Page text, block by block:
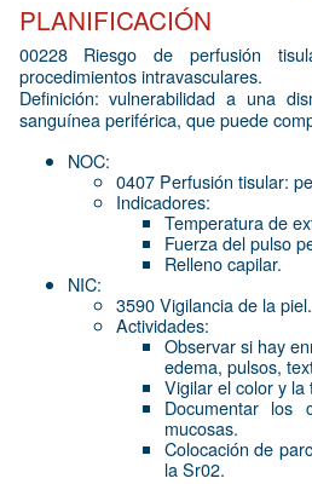
PLANIFICACIÓN
00228 Riesgo de perfusión
procedimientos intravasculares.
Definición: vulnerabilidad a una
sanguínea periférica, que puede
NOC:
0407 Perfusión tisular:
Indicadores:
Temperatura de
Fuerza del pulso
Relleno capilar.
NIC:
3590 Vigilancia de la piel.
Actividades:
Observar si hay
edema, pulsos,
Vigilar el color y la
Documentar
mucosas.
Colocación de
la Sr02.